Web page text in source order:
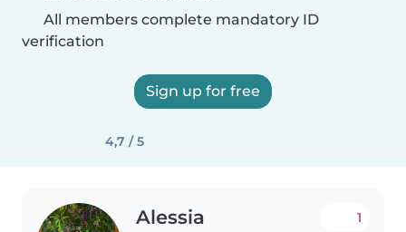
All members complete mandatory ID
verification
Sign up for free
4,7 / 5
Alessia 1